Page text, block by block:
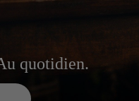
quotidien.